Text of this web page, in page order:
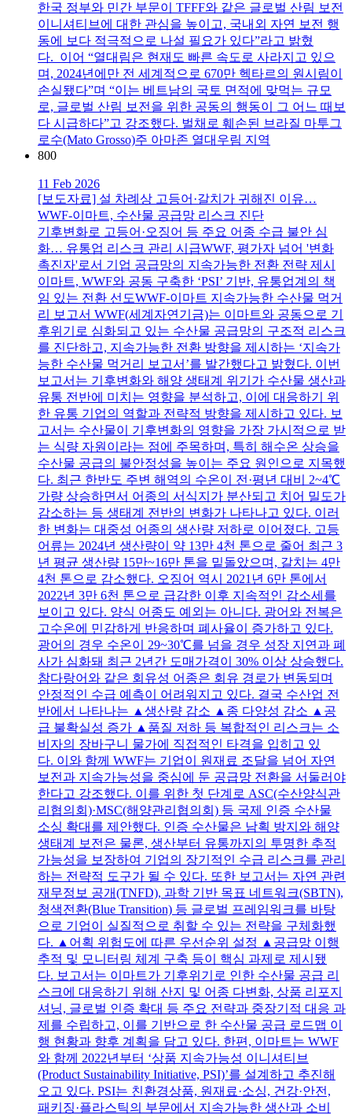
한국 정부와 민간 부문이 TFFF와 같은 글로벌 산림 보전
이니셔티브에 대한 관심을 높이고, 국내외 자연 보전 행
동에 보다 적극적으로 나설 필요가 있다”라고 밝혔
다. 이어 “열대림은 현재도 빠른 속도로 사라지고 있으
며, 2024년에만 전 세계적으로 670만 헥타르의 원시림이
손실됐다”며 “이는 베트남의 국토 면적에 맞먹는 규모
로, 글로벌 산림 보전을 위한 공동의 행동이 그 어느 때보
다 시급하다”고 강조했다. 벌채로 훼손된 브라질 마투그
로수(Mato Grosso)주 아마존 열대우림 지역
800
11 Feb 2026
[보도자료] 설 차례상 고등어·갈치가 귀해진 이유…
WWF-이마트, 수산물 공급망 리스크 진단
기후변화로 고등어·오징어 등 주요 어종 수급 불안 심
화… 유통업 리스크 관리 시급WWF, 평가자 넘어 '변화
촉진자'로서 기업 공급망의 지속가능한 전환 전략 제시
이마트, WWF와 공동 구축한 ‘PSI’ 기반, 유통업계의 책
임 있는 전환 선도WWF-이마트 지속가능한 수산물 먹거
리 보고서 WWF(세계자연기금)는 이마트와 공동으로 기
후위기로 심화되고 있는 수산물 공급망의 구조적 리스크
를 진단하고, 지속가능한 전환 방향을 제시하는 ‘지속가
능한 수산물 먹거리 보고서’를 발간했다고 밝혔다. 이번
보고서는 기후변화와 해양 생태계 위기가 수산물 생산과
유통 전반에 미치는 영향을 분석하고, 이에 대응하기 위
한 유통 기업의 역할과 전략적 방향을 제시하고 있다. 보
고서는 수산물이 기후변화의 영향을 가장 가시적으로 받
는 식량 자원이라는 점에 주목하며, 특히 해수온 상승을
수산물 공급의 불안정성을 높이는 주요 원인으로 지목했
다. 최근 한반도 주변 해역의 수온이 전·평년 대비 2~4℃
가량 상승하면서 어종의 서식지가 분산되고 치어 밀도가
감소하는 등 생태계 전반의 변화가 나타나고 있다. 이러
한 변화는 대중성 어종의 생산량 저하로 이어졌다. 고등
어류는 2024년 생산량이 약 13만 4천 톤으로 줄어 최근 3
년 평균 생산량 15만~16만 톤을 밑돌았으며, 갈치는 4만
4천 톤으로 감소했다. 오징어 역시 2021년 6만 톤에서
2022년 3만 6천 톤으로 급감한 이후 지속적인 감소세를
보이고 있다. 양식 어종도 예외는 아니다. 광어와 전복은
고수온에 민감하게 반응하며 폐사율이 증가하고 있다.
광어의 경우 수온이 29~30℃를 넘을 경우 성장 지연과 폐
사가 심화돼 최근 2년간 도매가격이 30% 이상 상승했다.
참다랑어와 같은 회유성 어종은 회유 경로가 변동되며
안정적인 수급 예측이 어려워지고 있다. 결국 수산업 전
반에서 나타나는 ▲생산량 감소 ▲종 다양성 감소 ▲공
급 불확실성 증가 ▲품질 저하 등 복합적인 리스크는 소
비자의 장바구니 물가에 직접적인 타격을 입히고 있
다. 이와 함께 WWF는 기업이 원재료 조달을 넘어 자연
보전과 지속가능성을 중심에 둔 공급망 전환을 서둘러야
한다고 강조했다. 이를 위한 첫 단계로 ASC(수산양식관
리협의회)·MSC(해양관리협의회) 등 국제 인증 수산물
소싱 확대를 제안했다. 인증 수산물은 남획 방지와 해양
생태계 보전은 물론, 생산부터 유통까지의 투명한 추적
가능성을 보장하여 기업의 장기적인 수급 리스크를 관리
하는 전략적 도구가 될 수 있다. 또한 보고서는 자연 관련
재무정보 공개(TNFD), 과학 기반 목표 네트워크(SBTN),
청색전환(Blue Transition) 등 글로벌 프레임워크를 바탕
으로 기업이 실질적으로 취할 수 있는 전략을 구체화했
다. ▲어획 위험도에 따른 우선순위 설정 ▲공급망 이행
추적 및 모니터링 체계 구축 등이 핵심 과제로 제시됐
다. 보고서는 이마트가 기후위기로 인한 수산물 공급 리
스크에 대응하기 위해 산지 및 어종 다변화, 상품 리포지
셔닝, 글로벌 인증 확대 등 주요 전략과 중장기적 대응 과
제를 수립하고, 이를 기반으로 한 수산물 공급 로드맵 이
행 현황과 향후 계획을 담고 있다. 한편, 이마트는 WWF
와 함께 2022년부터 ‘상품 지속가능성 이니셔티브
(Product Sustainability Initiative, PSI)’를 설계하고 추진해
오고 있다. PSI는 친환경상품, 원재료·소싱, 건강·안전,
패키징·플라스틱의 부문에서 지속가능한 생산과 소비